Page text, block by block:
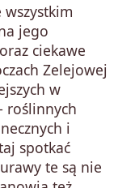
jego
ciekawe
Zelejowej
w
roślinnych
i
spotkać
te są nie